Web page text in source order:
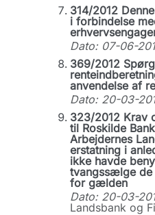
314/2012
i forbindelse
Dato: 07-06-
369/2012
anvendelse af
Dato: 20-03-
323/2012 Krav
til Roskilde
Arbejdernes
erstatning i
ikke havde
tvangssælge de
for gælden
Dato: 20-03-
Landsbank og